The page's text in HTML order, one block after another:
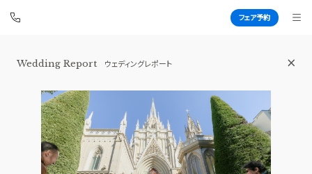
フェア予約
青山セントグレース大聖堂
TOP
トップ
BRIDAL FAIR
ブライダルフェア
Wedding Report ウェディングレポート